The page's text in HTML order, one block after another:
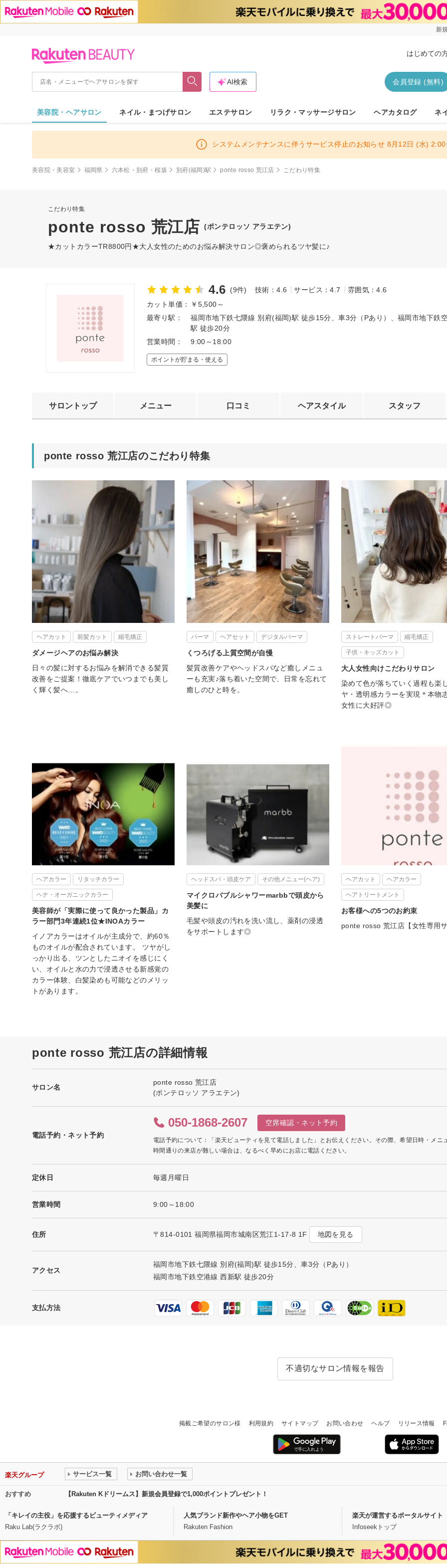
新
はじめての
会員登録 (無料)
AI検索
美容院・ヘアサロン ネイル・まつげサロン エステサロン リラク・マッサージサロン ヘアカタログ ネ
システムメンテナンスに伴うサービス停止のお知らせ 8月12日 (水)
美容院・美容室 福岡県 六本松・別府・桜坂 別府(福岡)駅 ponte rosso 荒江店 こだわり特集
こだわり特集
ponte rosso 荒江店 (ポンテロッソ アラエテン)
★カットカラーTR8800円★大人女性のためのお悩み解決サロン◎褒められるツヤ髪に♪
4.6 (9件) 技術：4.6 サービス：4.7
雰囲気：4.6
カット単価：
￥5,500～
最寄り駅：
福岡市地下鉄七隈線 別府(福岡)駅 徒歩15分、車3分（Pあり）、福岡市地下鉄
駅 徒歩20分
営業時間：
9:00～18:00
ポイントが貯まる・使える
サロントップ メニュー 口コミ ヘアスタイル スタッフ
ponte rosso 荒江店のこだわり特集
ヘアカット 前髪カット 縮毛矯正
ダメージヘアのお悩み解決
日々の髪に対するお悩みを解消できる髪質
改善をご提案！徹底ケアでいつまでも美し
く輝く髪へ…。
パーマ ヘアセット デジタルパーマ
くつろげる上質空間が自慢
髪質改善ケアやヘッドスパなど癒しメニュ
ーも充実♪落ち着いた空間で、日常を忘れて
癒しのひと時を。
ストレートパーマ 縮毛矯正
子供・キッズカット
大人女性向けこだわりサロン
染めて色が落ちていく過程も楽
ヤ・透明感カラーを実現＊本物
女性に大好評◎
ヘアカラー リタッチカラー
ヘナ・オーガニックカラー
美容師が「実際に使って良かった製品」カ
ラー部門3年連続1位★INOAカラー
イノアカラーはオイルが主成分で、約60％
ものオイルが配合されています。 ツヤがし
っかり出る、ツンとしたニオイを感じにく
い、オイルと水の力で浸透させる新感覚の
カラー体験、白髪染めも可能などのメリッ
トがあります。
ヘッドスパ・頭皮ケア その他メニュー(ヘア)
マイクロバブルシャワーmarbbで頭皮から
美髪に
毛髪や頭皮の汚れを洗い流し、薬剤の浸透
をサポートします◎
ヘアカット ヘアカラー
ヘアトリートメント
お客様への5つのお約束
ponte rosso 荒江店【女性専用サ
ponte rosso 荒江店の詳細情報
サロン名
ponte rosso 荒江店
(ポンテロッソ アラエテン)
電話予約・ネット予約
050-1868-2607 空席確認・ネット予約
電話予約について：「楽天ビューティを見て電話しました」とお伝えください。その際、希望日時・メニ
時間通りの来店が難しい場合は、なるべく早めにお店に電話ください。
定休日 毎週月曜日
営業時間 9:00～18:00
住所 〒814-0101 福岡県福岡市城南区荒江1-17-8 1F 地図を見る
アクセス
福岡市地下鉄七隈線 別府(福岡)駅 徒歩15分、車3分（Pあり）
福岡市地下鉄空港線 西新駅 徒歩20分
支払方法
不適切なサロン情報を報告
掲載ご希望のサロン様 利用規約 サイトマップ お問い合わせ ヘルプ リリース情報
楽天グループ サービス一覧 お問い合わせ一覧
おすすめ 【Rakuten Kドリームス】新規会員登録で1,000ポイントプレゼント！
「キレイの主役」を応援するビューティメディア
Raku Lab(ラクラボ)
人気ブランド新作やヘア小物をGET
Rakuten Fashion
楽天が運営するポータルサイト
Infoseekトップ